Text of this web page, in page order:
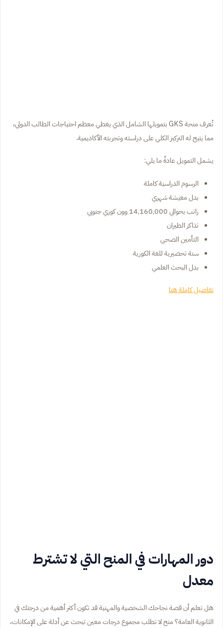
تُعرف منحة GKS بتمويلها الشامل الذي يغطي معظم احتياجات الطالب الدولي،
مما يتيح له التركيز الكلي على دراسته وتجربته الأكاديمية.
يشمل التمويل عادةً ما يلي:
الرسوم الدراسية كاملة
بدل معيشة شهري
راتب بحوالي 14,160,000 وون كوري جنوبي
تذاكر الطيران
التأمين الصحي
سنة تحضيرية للغة الكورية
بدل البحث العلمي
تفاصيل كاملة هنا
دور المهارات في المنح التي لا تشترط
معدل
هل تعلم أن قصة نجاحك الشخصية والمهنية قد تكون أكثر أهمية من درجتك في
الثانوية العامة؟ منح لا تطلب مجموع درجات معين تبحث عن أدلة على الإمكانات،